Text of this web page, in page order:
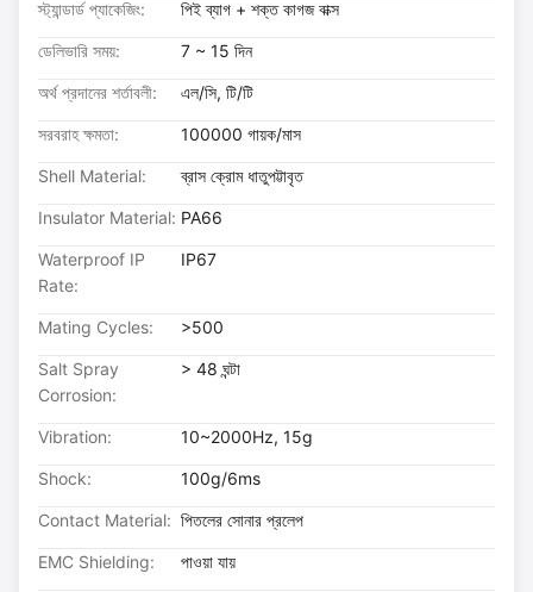
স্ট্যান্ডার্ড প্যাকেজিং: পিই ব্যাগ + শক্ত কাগজ বাক্স
ডেলিভারি সময়: 7 ~ 15 দিন
অর্থ প্রদানের শর্তাবলী: এল/সি, টি/টি
সরবরাহ ক্ষমতা: 100000 গায়ক/মাস
Shell Material: ব্রাস ক্রোম ধাতুপট্টাবৃত
Insulator Material: PA66
Waterproof IP
Rate:
IP67
Mating Cycles: >500
Salt Spray
Corrosion:
> 48 ঘন্টা
Vibration: 10~2000Hz, 15g
Shock: 100g/6ms
Contact Material: পিতলের সোনার প্রলেপ
EMC Shielding: পাওয়া যায়